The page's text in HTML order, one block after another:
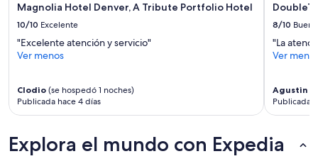
Magnolia Hotel Denver, A Tribute Portfolio Hotel
10/10 Excelente
"Excelente atención y servicio"
Ver menos
Clodio (se hospedó 1 noches)
Publicada hace 4 días
8/10 Bueno
"La
Ver
Agustin
Publicada
Explora el mundo con Expedia